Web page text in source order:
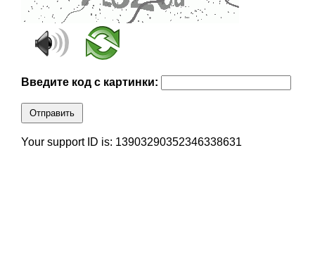
Введите код с картинки:
Отправить
Your support ID is: 13903290352346338631